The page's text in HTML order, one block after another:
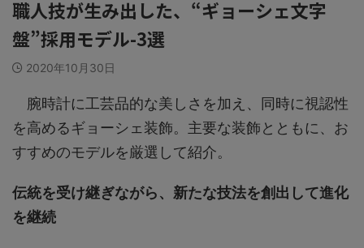
職人技が生み出した、“ギョーシェ文字
盤”採用モデル-3選
2020年10月30日
腕時計に工芸品的な美しさを加え、同時に視認性
を高めるギョーシェ装飾。主要な装飾とともに、お
すすめのモデルを厳選して紹介。
伝統を受け継ぎながら、新たな技法を創出して進化
を継続